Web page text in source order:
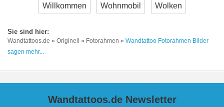
Willkommen Wohnmobil Wolken
Wandtattoos.de » Originell » Fotorahmen » Wandtattoo Fotorahmen Bilder
sagen mehr...
Wandtattoos.de Newsletter